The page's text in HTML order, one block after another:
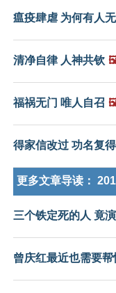
瘟疫肆虐 为何有人
清净自律 人神共钦
福祸无门 唯人自召
得家信改过 功名复得
更多文章导读：
三个铁定死的人 竟
曾庆红最近也需要帮